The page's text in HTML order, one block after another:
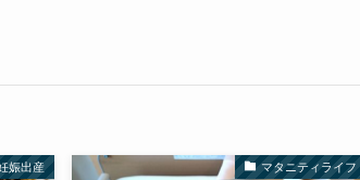
娠出産 マタニティライフ